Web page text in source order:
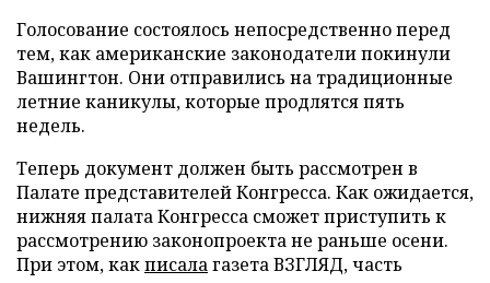
Голосование состоялось непосредственно перед
тем, как американские законодатели покинули
Вашингтон. Они отправились на традиционные
летние каникулы, которые продлятся пять
недель.
Теперь документ должен быть рассмотрен в
Палате представителей Конгресса. Как ожидается,
нижняя палата Конгресса сможет приступить к
рассмотрению законопроекта не раньше осени.
При этом, какписалагазета ВЗГЛЯД, часть